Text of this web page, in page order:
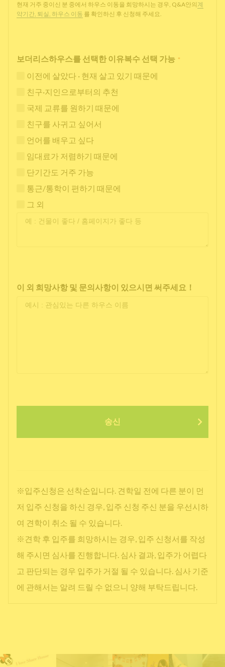
현재 거주 중이신 분 중에서 하우스 이동을 희망하시는 경우, Q&A안의 계
약기간, 퇴실, 하우스 이동 를 확인하신 후 신청해 주세요.
보더리스하우스를 선택한 이유복수 선택 가능 *
이전에 살았다 · 현재 살고 있기 때문에
친구·지인으로부터의 추천
국제 교류를 원하기 때문에
친구를 사귀고 싶어서
언어를 배우고 싶다
임대료가 저렴하기 때문에
단기간도 거주 가능
통근/통학이 편하기 때문에
그 외
이 외 희망사항 및 문의사항이 있으시면 써주세요！
송신
※입주신청은 선착순입니다. 견학일 전에 다른 분이 먼
저 입주 신청을 하신 경우, 입주 신청 주신 분을 우선시하
여 견학이 취소 될 수 있습니다.
※견학 후 입주를 희망하시는 경우, 입주 신청서를 작성
해 주시면 심사를 진행합니다. 심사 결과, 입주가 어렵다
고 판단되는 경우 입주가 거절 될 수 있습니다. 심사 기준
에 관해서는 알려 드릴 수 없으니 양해 부탁드립니다.